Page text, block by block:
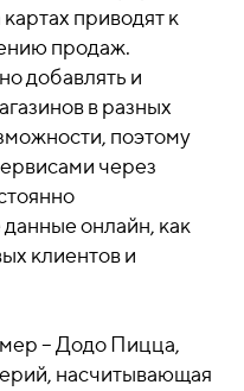
приводят к
продаж.
добавлять и
в разных
поэтому
через
онлайн, как
клиентов и
– Додо Пицца,
насчитывающая